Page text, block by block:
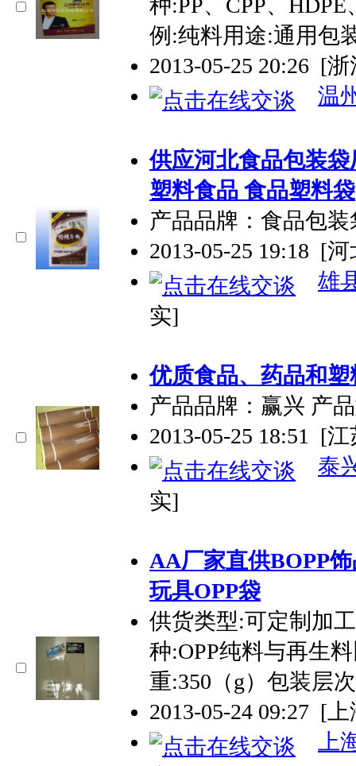
种:PP、CPP、
例:纯料用途:通用包
2013-05-25 20:26 [浙
温
供应河北食品包装
塑料食品 食品塑料袋
产品品牌：食品包
2013-05-25 19:18 [河
雄
实]
优质食品、药品和塑
产品品牌：赢兴 产
2013-05-25 18:51 [江
泰
实]
AA厂家直供BOPP
玩具OPP袋
供货类型:可定制加
种:OPP纯料与再生
重:350（g）包装层
2013-05-24 09:27 [上
上